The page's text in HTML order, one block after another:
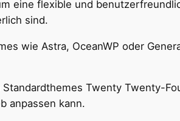
eine flexible und
sind.
wie Astra, OceanWP oder
Twenty Twenty-
anpassen kann.